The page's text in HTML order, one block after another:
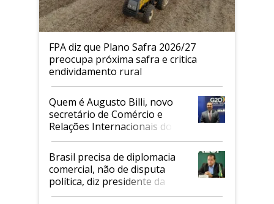
FPA diz que Plano Safra 2026/27
preocupa próxima safra e critica
endividamento rural
Quem é Augusto Billi, novo
secretário de Comércio e
Relações Internacionais do
Mapa
Brasil precisa de diplomacia
comercial, não de disputa
política, diz presidente da
Faesp